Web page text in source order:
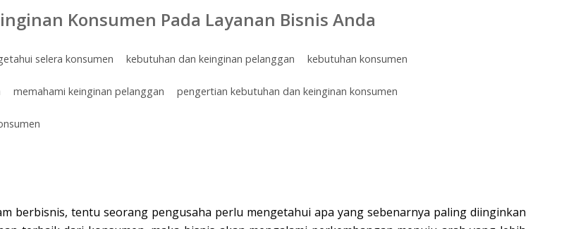
Konsumen Pada Layanan Bisnis Anda
selera konsumen kebutuhan dan keinginan pelanggan kebutuhan konsumen
memahami keinginan pelanggan pengertian kebutuhan dan keinginan konsumen
berbisnis, tentu seorang pengusaha perlu mengetahui apa yang sebenarnya paling diinginkan